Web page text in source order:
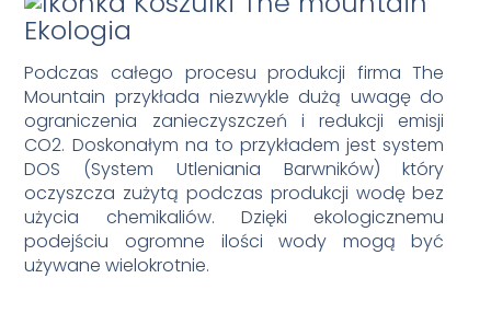
Ekologia
Podczas całego procesu produkcji firma The
Mountain przykłada niezwykle dużą uwagę do
ograniczenia zanieczyszczeń i redukcji emisji
CO2. Doskonałym na to przykładem jest system
DOS (System Utleniania Barwników) który
oczyszcza zużytą podczas produkcji wodę bez
użycia chemikaliów. Dzięki ekologicznemu
podejściu ogromne ilości wody mogą być
używane wielokrotnie.